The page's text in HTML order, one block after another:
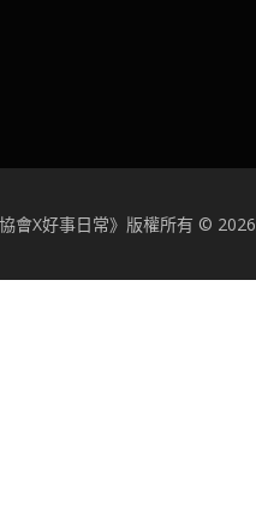
協會X好事日常》版權所有 © 2026